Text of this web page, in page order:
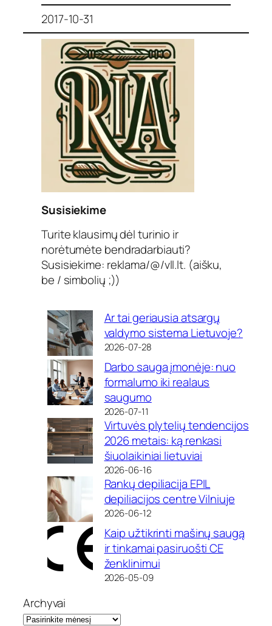
2017-10-31
Susisiekime
Turite klausimų dėl turinio ir
norėtumėte bendradarbiauti?
Susisiekime: reklama/@/vll.lt. (aišku,
be / simbolių ;))
Ar tai geriausia atsargų
valdymo sistema Lietuvoje?
2026-07-28
Darbo sauga įmonėje: nuo
formalumo iki realaus
saugumo
2026-07-11
Virtuvės plytelių tendencijos
2026 metais: ką renkasi
šiuolaikiniai lietuviai
2026-06-16
Rankų depiliacija EPIL
depiliacijos centre Vilniuje
2026-06-12
Kaip užtikrinti mašinų saugą
ir tinkamai pasiruošti CE
ženklinimui
2026-05-09
Archyvai